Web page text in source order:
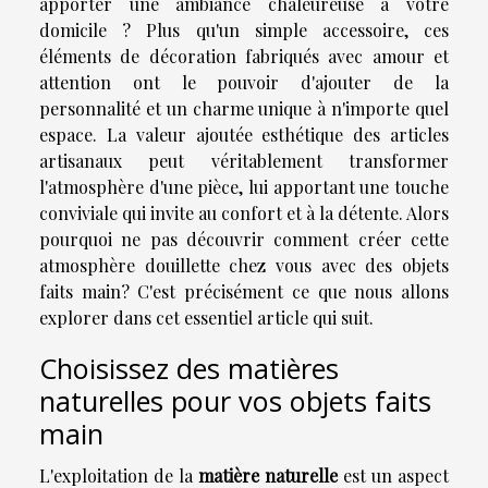
domicile ? Plus qu'un simple accessoire, ces
éléments de décoration fabriqués avec amour et
attention ont le pouvoir d'ajouter de la
personnalité et un charme unique à n'importe quel
espace. La valeur ajoutée esthétique des articles
artisanaux peut véritablement transformer
l'atmosphère d'une pièce, lui apportant une touche
conviviale qui invite au confort et à la détente. Alors
pourquoi ne pas découvrir comment créer cette
atmosphère douillette chez vous avec des objets
faits main? C'est précisément ce que nous allons
explorer dans cet essentiel article qui suit.
Choisissez des matières
naturelles pour vos objets faits
main
L'exploitation de la matière naturelleest un aspect